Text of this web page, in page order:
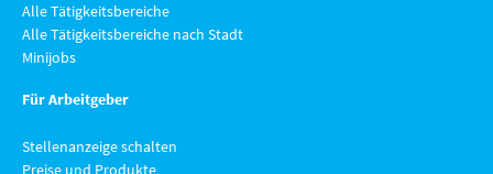
Alle Tätigkeitsbereiche
Alle Tätigkeitsbereiche nach Stadt
Minijobs
Für Arbeitgeber
Stellenanzeige schalten
Preise und Produkte